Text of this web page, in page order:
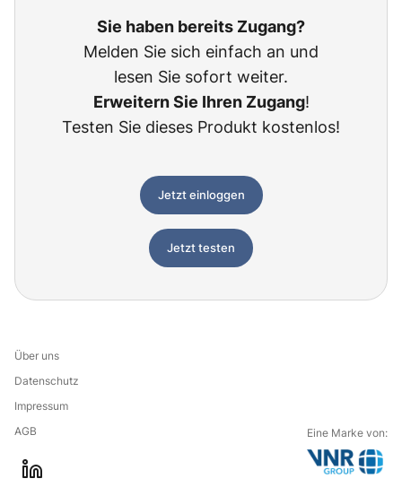
Sie haben bereits Zugang?
Melden Sie sich einfach an und
lesen Sie sofort weiter.
Erweitern Sie Ihren Zugang!
Testen Sie dieses Produkt kostenlos!
Jetzt einloggen
Jetzt testen
Über uns
Datenschutz
Impressum
AGB
Eine Marke von: